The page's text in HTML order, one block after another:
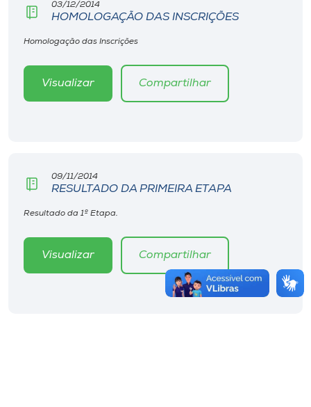
03/12/2014
HOMOLOGAÇÃO DAS INSCRIÇÕES
Homologação das Inscrições
Visualizar Compartilhar
09/11/2014
RESULTADO DA PRIMEIRA ETAPA
Resultado da 1º Etapa.
Visualizar Compartilhar